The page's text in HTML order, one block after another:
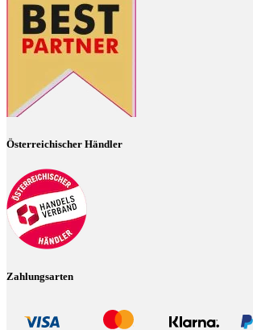
Österreichischer Händler
Zahlungsarten